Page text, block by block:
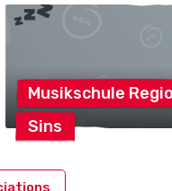
Musikschule
Sins